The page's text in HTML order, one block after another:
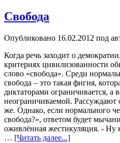
Свобода
Опубликовано 16.02.2012 под
Когда речь заходит о
критериях цивилизованности
слово «свобода». Среди
свобода – это такая фигня,
диктаторами ограничивается, а
неограничиваемой. Рассуждают
же. Однако, если нормального
свобода?», ответом будет
оживлённая жестикуляция. - Ну
… [Читать далее...]